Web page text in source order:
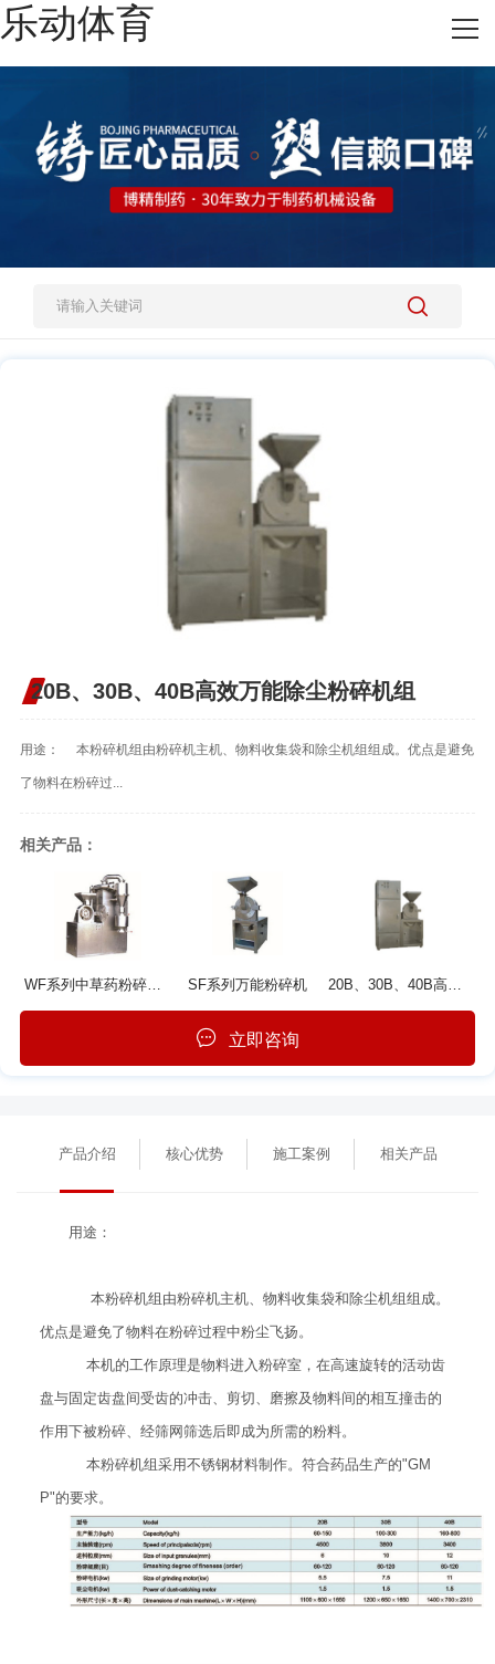
乐动体育
网站乐动体育
施工案例
人才招聘
20B、30B、40B高效万能除尘粉碎机组
用途： 本粉碎机组由粉碎机主机、物料收集袋和除尘机组组成。优点是避免
了物料在粉碎过...
相关产品：
WF系列中草药粉碎机组 SF系列万能粉碎机 20B、30B、40B高效万能除尘粉碎机组
立即咨询
产品介绍 核心优势 施工案例 相关产品
用途：
本粉碎机组由粉碎机主机、物料收集袋和除尘机组组成。
优点是避免了物料在粉碎过程中粉尘飞扬。
本机的工作原理是物料进入粉碎室，在高速旋转的活动齿
盘与固定齿盘间受齿的冲击、剪切、磨擦及物料间的相互撞击的
作用下被粉碎、经筛网筛选后即成为所需的粉料。
本粉碎机组采用不锈钢材料制作。符合药品生产的"GM
P"的要求。